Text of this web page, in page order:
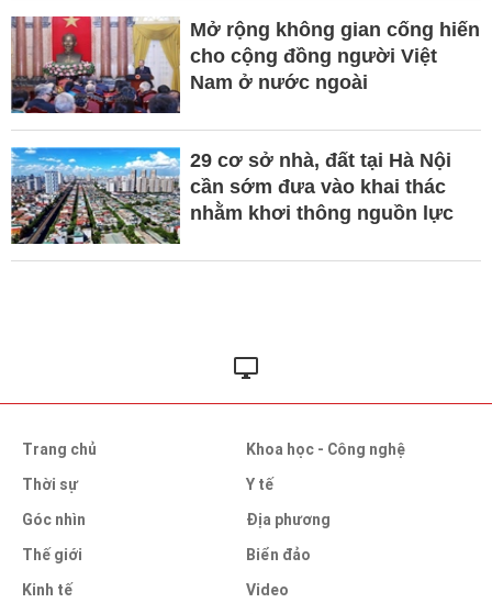
Mở rộng không gian cống hiến
cho cộng đồng người Việt
Nam ở nước ngoài
29 cơ sở nhà, đất tại Hà Nội
cần sớm đưa vào khai thác
nhằm khơi thông nguồn lực
Trang chủ
Thời sự
Góc nhìn
Thế giới
Kinh tế
Khoa học - Công nghệ
Y tế
Địa phương
Biển đảo
Video